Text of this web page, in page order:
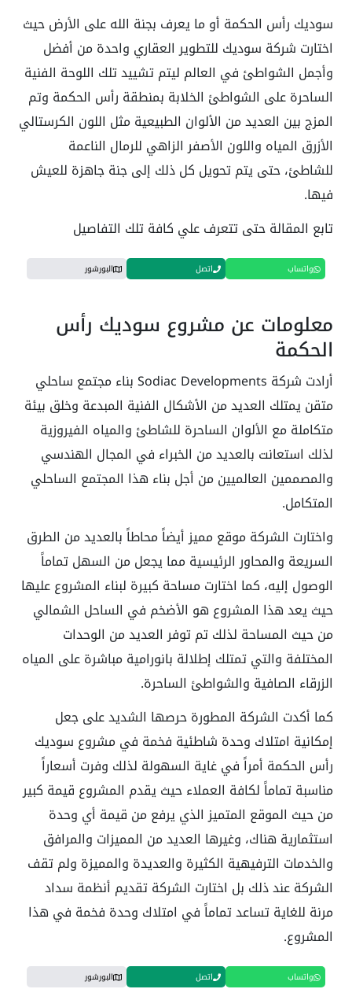
سوديك رأس الحكمة أو ما يعرف بجنة الله على الأرض حيث
اختارت شركة سوديك للتطوير العقاري واحدة من أفضل
وأجمل الشواطئ في العالم ليتم تشييد تلك اللوحة الفنية
الساحرة على الشواطئ الخلابة بمنطقة رأس الحكمة وتم
المزج بين العديد من الألوان الطبيعية مثل اللون الكرستالي
الأزرق المياه واللون الأصفر الزاهي للرمال الناعمة
للشاطئ، حتى يتم تحويل كل ذلك إلى جنة جاهزة للعيش
فيها.
تابع المقالة حتى تتعرف علي كافة تلك التفاصيل
واتساب اتصل البورشور
معلومات عن مشروع سوديك رأس
الحكمة
أرادت شركة Sodiac Developments بناء مجتمع ساحلي
متقن يمتلك العديد من الأشكال الفنية المبدعة وخلق بيئة
متكاملة مع الألوان الساحرة للشاطئ والمياه الفيروزية
لذلك استعانت بالعديد من الخبراء في المجال الهندسي
والمصممين العالميين من أجل بناء هذا المجتمع الساحلي
المتكامل.
واختارت الشركة موقع مميز أيضاً محاطاً بالعديد من الطرق
السريعة والمحاور الرئيسية مما يجعل من السهل تماماً
الوصول إليه، كما اختارت مساحة كبيرة لبناء المشروع عليها
حيث يعد هذا المشروع هو الأضخم في الساحل الشمالي
من حيث المساحة لذلك تم توفر العديد من الوحدات
المختلفة والتي تمتلك إطلالة بانورامية مباشرة على المياه
الزرقاء الصافية والشواطئ الساحرة.
كما أكدت الشركة المطورة حرصها الشديد على جعل
إمكانية امتلاك وحدة شاطئية فخمة في مشروع سوديك
رأس الحكمة أمراً في غاية السهولة لذلك وفرت أسعاراً
مناسبة تماماً لكافة العملاء حيث يقدم المشروع قيمة كبير
من حيث الموقع المتميز الذي يرفع من قيمة أي وحدة
استثمارية هناك، وغيرها العديد من المميزات والمرافق
والخدمات الترفيهية الكثيرة والعديدة والمميزة ولم تقف
الشركة عند ذلك بل اختارت الشركة تقديم أنظمة سداد
مرنة للغاية تساعد تماماً في امتلاك وحدة فخمة في هذا
المشروع.
واتساب اتصل البورشور